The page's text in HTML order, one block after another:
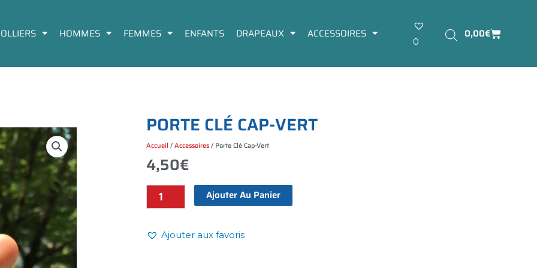
HOMMES FEMMES ENFANTS DRAPEAUX ACCESSOIRES
0
0,00€Panier
PORTE CLÉ CAP-VERT
Accueil /Accessoires/ Porte Clé Cap-Vert
4,50€
Porte
Cap-
Ajouter Au Panier
Ajouter aux favoris